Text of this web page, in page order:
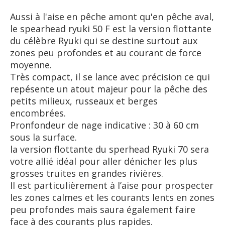
Aussi à l'aise en pêche amont qu'en pêche aval,
le spearhead ryuki 50 F est la version flottante
du célèbre Ryuki qui se destine surtout aux
zones peu profondes et au courant de force
moyenne.
Très compact, il se lance avec précision ce qui
repésente un atout majeur pour la pêche des
petits milieux, russeaux et berges
encombrées.
Pronfondeur de nage indicative : 30 à 60 cm
sous la surface.
la version flottante du sperhead Ryuki 70 sera
votre allié idéal pour aller dénicher les plus
grosses truites en grandes rivières.
Il est particulièrement à l’aise pour prospecter
les zones calmes et les courants lents en zones
peu profondes mais saura également faire
face à des courants plus rapides.